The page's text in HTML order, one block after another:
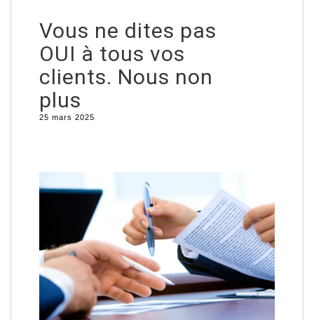
Vous ne dites pas
OUI à tous vos
clients. Nous non
plus
25 mars 2025